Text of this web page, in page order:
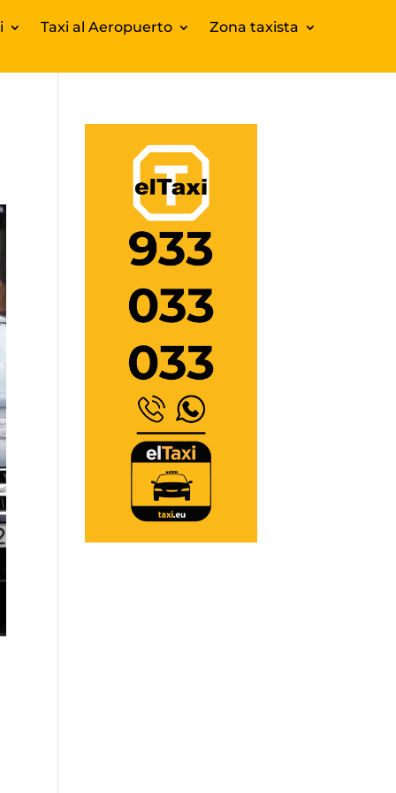
Taxi al Aeropuerto Zona taxista